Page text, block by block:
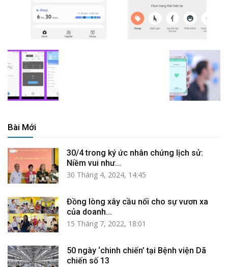
Bài Mới
30/4 trong ký ức nhân chứng lịch sử:
Niềm vui như...
30 Tháng 4, 2024, 14:45
Đồng lòng xây cầu nối cho sự vươn xa
của doanh...
15 Tháng 7, 2022, 18:01
50 ngày ‘chinh chiến’ tại Bệnh viện Dã
chiến số 13